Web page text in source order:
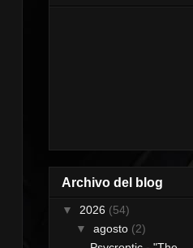
Archivo del blog
▼ 2026 (54)
▼ agosto (2)